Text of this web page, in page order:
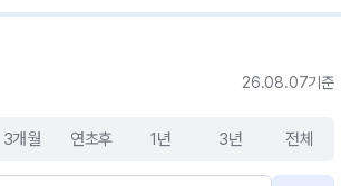
26.08.07기준
3개월 연초후 1년 3년 전체